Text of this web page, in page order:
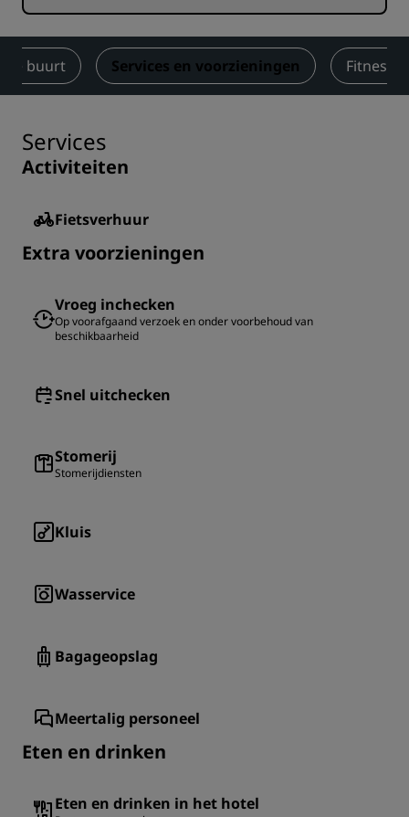
de buurt Services en voorzieningen Fitness
Services
Activiteiten
Fietsverhuur
Extra voorzieningen
Vroeg inchecken
Op voorafgaand verzoek en onder voorbehoud van
beschikbaarheid
Snel uitchecken
Stomerij
Stomerijdiensten
Kluis
Wasservice
Bagageopslag
Meertalig personeel
Eten en drinken
Eten en drinken in het hotel